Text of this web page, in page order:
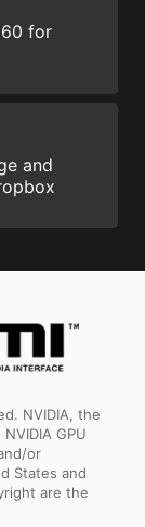
for
and
NVIDIA, the
GPU
or
States and
are the